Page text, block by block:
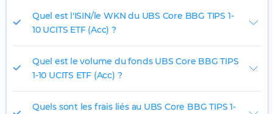
Quel est l'ISIN/le WKN du UBS Core BBG TIPS 1-
10 UCITS ETF (Acc) ?
Quel est le volume du fonds UBS Core BBG TIPS
1-10 UCITS ETF (Acc) ?
Quels sont les frais liés au UBS Core BBG TIPS 1-